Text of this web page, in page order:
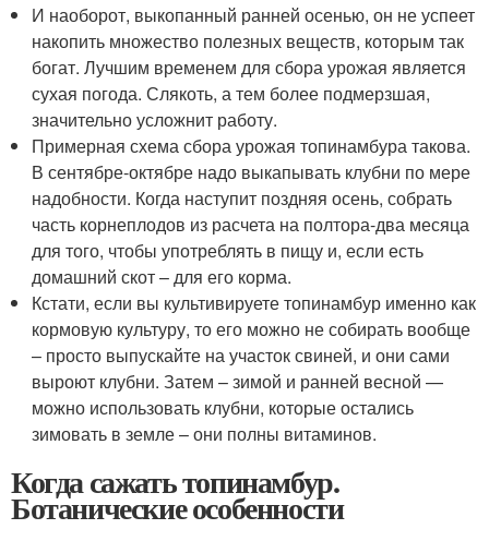
И наоборот, выкопанный ранней осенью, он не успеет
накопить множество полезных веществ, которым так
богат. Лучшим временем для сбора урожая является
сухая погода. Слякоть, а тем более подмерзшая,
значительно усложнит работу.
Примерная схема сбора урожая топинамбура такова.
В сентябре-октябре надо выкапывать клубни по мере
надобности. Когда наступит поздняя осень, собрать
часть корнеплодов из расчета на полтора-два месяца
для того, чтобы употреблять в пищу и, если есть
домашний скот – для его корма.
Кстати, если вы культивируете топинамбур именно как
кормовую культуру, то его можно не собирать вообще
– просто выпускайте на участок свиней, и они сами
выроют клубни. Затем – зимой и ранней весной —
можно использовать клубни, которые остались
зимовать в земле – они полны витаминов.
Когда сажать топинамбур.
Ботанические особенности